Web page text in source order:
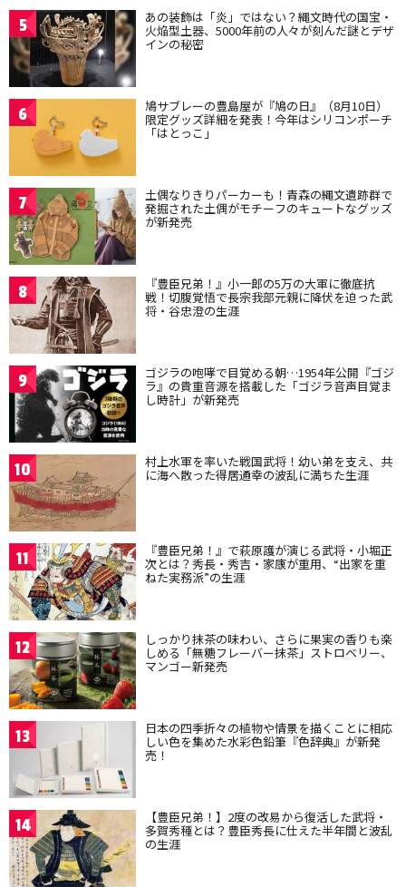
5 あの装飾は「炎」ではない？縄文時代の国宝・
火焔型土器、5000年前の人々が刻んだ謎とデザ
インの秘密
6 鳩サブレーの豊島屋が『鳩の日』（8月10日）
限定グッズ詳細を発表！今年はシリコンポーチ
「はとっこ」
7 土偶なりきりパーカーも！青森の縄文遺跡群で
発掘された土偶がモチーフのキュートなグッズ
が新発売
8 『豊臣兄弟！』小一郎の5万の大軍に徹底抗
戦！切腹覚悟で長宗我部元親に降伏を迫った武
将・谷忠澄の生涯
9 ゴジラの咆哮で目覚める朝…1954年公開『ゴジ
ラ』の貴重音源を搭載した「ゴジラ音声目覚ま
し時計」が新発売
10 村上水軍を率いた戦国武将！幼い弟を支え、共
に海へ散った得居通幸の波乱に満ちた生涯
11 『豊臣兄弟！』で萩原護が演じる武将・小堀正
次とは？秀長・秀吉・家康が重用、“出家を重
ねた実務派”の生涯
12 しっかり抹茶の味わい、さらに果実の香りも楽
しめる「無糖フレーバー抹茶」ストロベリー、
マンゴー新発売
13 日本の四季折々の植物や情景を描くことに相応
しい色を集めた水彩色鉛筆『色辞典』が新発
売！
14 【豊臣兄弟！】2度の改易から復活した武将・
多賀秀種とは？豊臣秀長に仕えた半年間と波乱
の生涯